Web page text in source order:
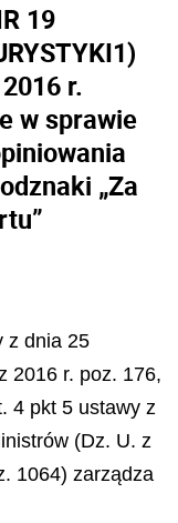
19
1)
r.
w sprawie
„Za
z dnia 25
2016 r. poz. 176,
4 pkt 5 ustawy z
(Dz. U. z
1064) zarządza